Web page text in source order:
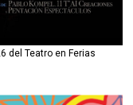
del Teatro en Ferias